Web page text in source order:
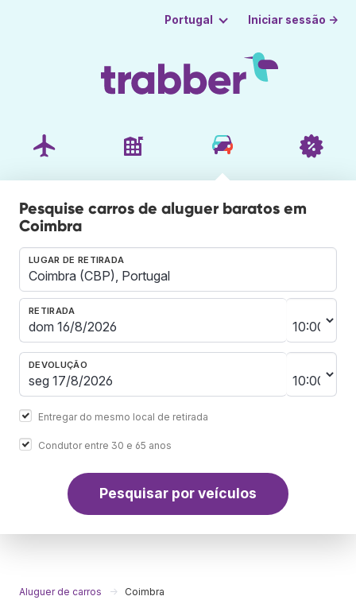
Portugal Iniciar sessão →
Pesquise carros de aluguer baratos em
Coimbra
LUGAR DE RETIRADA
RETIRADA
DEVOLUÇÃO
Entregar do mesmo local de retirada
Condutor entre 30 e 65 anos
Pesquisar por veículos
Aluguer de carros Coimbra